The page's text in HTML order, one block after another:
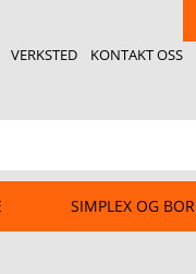
VERKSTED KONTAKT OSS
SIMPLEX OG BOR